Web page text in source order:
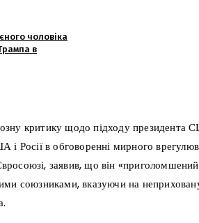
чоловіка
в
критику щодо підходу
і Росії в обговоренні мирного
заявив, що він
союзниками, вказуючи на